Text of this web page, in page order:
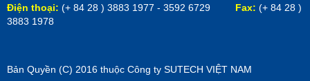
Điện thoại: (+ 84 28 ) 3883 1977 - 3592 6729 Fax: (+ 84 28 )
3883 1978
Bản Quyền (C) 2016 thuộc Công ty SUTECH VIỆT NAM